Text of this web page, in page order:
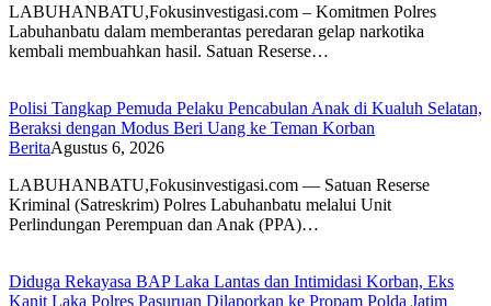
LABUHANBATU,Fokusinvestigasi.com – Komitmen Polres
Labuhanbatu dalam memberantas peredaran gelap narkotika
kembali membuahkan hasil. Satuan Reserse…
Polisi Tangkap Pemuda Pelaku Pencabulan Anak di Kualuh Selatan,
Beraksi dengan Modus Beri Uang ke Teman Korban
BeritaAgustus 6, 2026
LABUHANBATU,Fokusinvestigasi.com — Satuan Reserse
Kriminal (Satreskrim) Polres Labuhanbatu melalui Unit
Perlindungan Perempuan dan Anak (PPA)…
Diduga Rekayasa BAP Laka Lantas dan Intimidasi Korban, Eks
Kanit Laka Polres Pasuruan Dilaporkan ke Propam Polda Jatim